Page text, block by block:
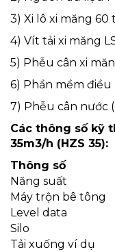
3) Xi lô xi măng 60
4) Vít tải xi măng
5) Phễu cân xi
6) Phần mềm
7) Phễu cân nước
Các thông số kỹ
35m3/h (HZS 35):
Thông số
Năng suất
Máy trộn bê tông
Level data
Silo
Tải xuống ví dụ